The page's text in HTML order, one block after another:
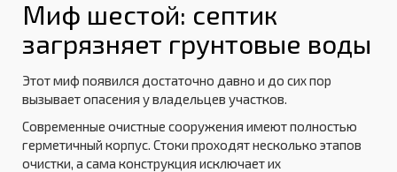
Миф шестой: септик
загрязняет грунтовые воды
Этот миф появился достаточно давно и до сих пор
вызывает опасения у владельцев участков.
Современные очистные сооружения имеют полностью
герметичный корпус. Стоки проходят несколько этапов
очистки, а сама конструкция исключает их